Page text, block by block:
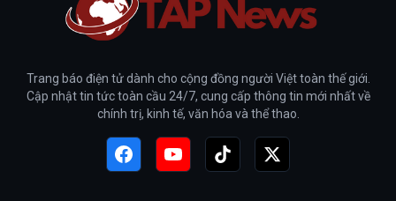
Trang báo điện tử dành cho cộng đồng người Việt toàn thế giới.
Cập nhật tin tức toàn cầu 24/7, cung cấp thông tin mới nhất về
chính trị, kinh tế, văn hóa và thể thao.